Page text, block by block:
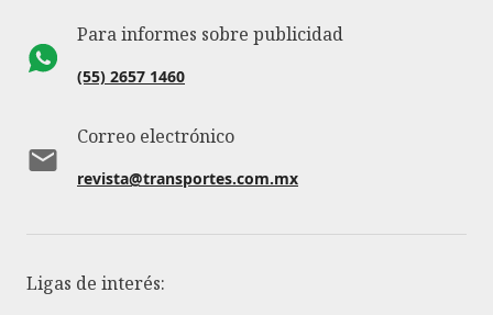
Para informes sobre publicidad
(55) 2657 1460
Correo electrónico
revista@transportes.com.mx
Ligas de interés: